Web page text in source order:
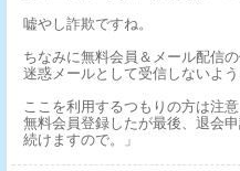
嘘やし詐欺ですね。
ちなみに無料会員＆メール配信
迷惑メールとして受信しないよう
ここを利用するつもりの方は注意
無料会員登録したが最後、退会
続けますので。」